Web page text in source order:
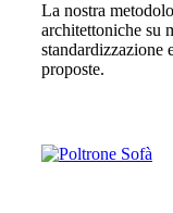
La nostra
architettoniche su
standardizzazione
proposte.